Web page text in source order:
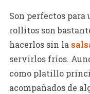
Son perfectos para
rollitos son
hacerlos sin la
servirlos fríos.
como platillo
acompañados de